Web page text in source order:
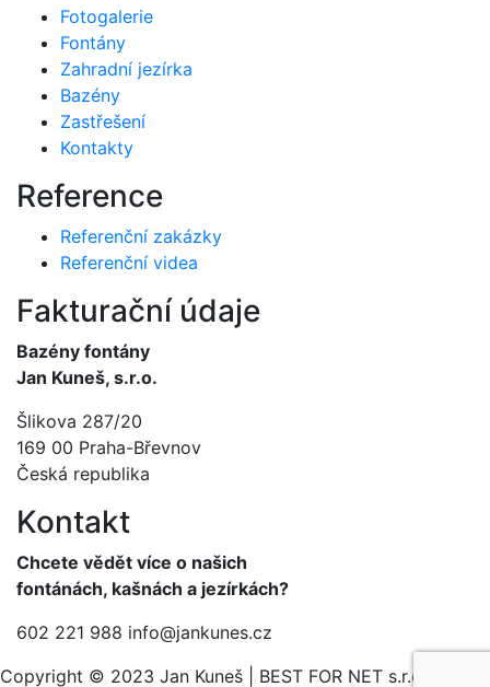
Fotogalerie
Fontány
Zahradní jezírka
Bazény
Zastřešení
Kontakty
Reference
Referenční zakázky
Referenční videa
Fakturační údaje
Bazény fontány
Jan Kuneš, s.r.o.
Šlikova 287/20
169 00 Praha-Břevnov
Česká republika
Kontakt
Chcete vědět více o našich
fontánách, kašnách a jezírkách?
602 221 988 info@jankunes.cz
Copyright © 2023 Jan Kuneš | BEST FOR NET s.r.o.,